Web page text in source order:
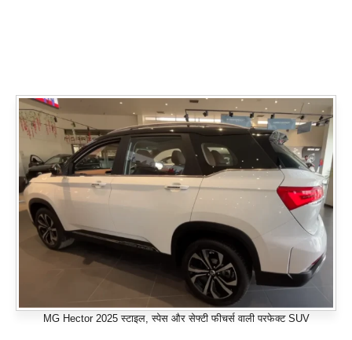
MG Hector 2025 स्टाइल, स्पेस और सेफ्टी फीचर्स वाली परफेक्ट SUV